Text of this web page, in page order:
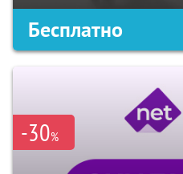
Бесплатно
-30%